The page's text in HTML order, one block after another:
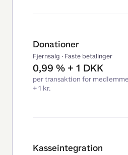
Donationer
Fjernsalg · Faste betalinger
0,99 % + 1 DKK
per transaktion for
+ 1 kr.
Kasseintegration